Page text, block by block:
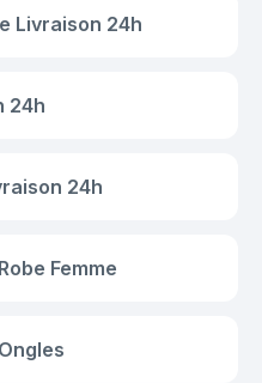
Livraison 24h
24h
24h
Femme